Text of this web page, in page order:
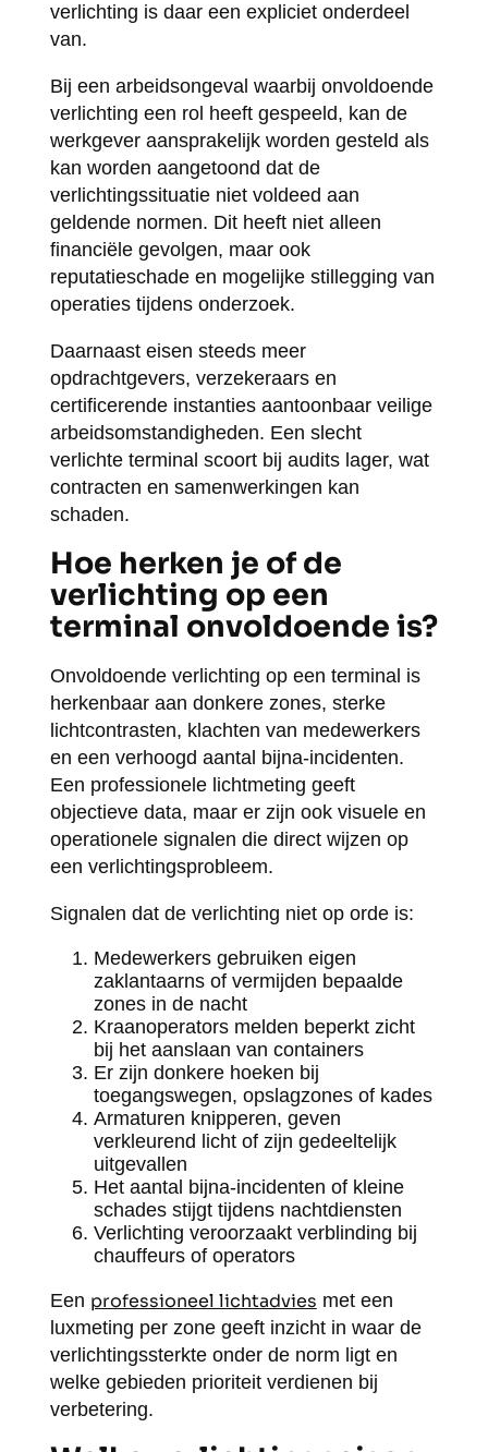
verlichting is daar een expliciet onderdeel
van.
Bij een arbeidsongeval waarbij onvoldoende
verlichting een rol heeft gespeeld, kan de
werkgever aansprakelijk worden gesteld als
kan worden aangetoond dat de
verlichtingssituatie niet voldeed aan
geldende normen. Dit heeft niet alleen
financiële gevolgen, maar ook
reputatieschade en mogelijke stillegging van
operaties tijdens onderzoek.
Daarnaast eisen steeds meer
opdrachtgevers, verzekeraars en
certificerende instanties aantoonbaar veilige
arbeidsomstandigheden. Een slecht
verlichte terminal scoort bij audits lager, wat
contracten en samenwerkingen kan
schaden.
Hoe herken je of de
verlichting op een
terminal onvoldoende is?
Onvoldoende verlichting op een terminal is
herkenbaar aan donkere zones, sterke
lichtcontrasten, klachten van medewerkers
en een verhoogd aantal bijna-incidenten.
Een professionele lichtmeting geeft
objectieve data, maar er zijn ook visuele en
operationele signalen die direct wijzen op
een verlichtingsprobleem.
Signalen dat de verlichting niet op orde is:
Medewerkers gebruiken eigen
zaklantaarns of vermijden bepaalde
zones in de nacht
Kraanoperators melden beperkt zicht
bij het aanslaan van containers
Er zijn donkere hoeken bij
toegangswegen, opslagzones of kades
Armaturen knipperen, geven
verkleurend licht of zijn gedeeltelijk
uitgevallen
Het aantal bijna-incidenten of kleine
schades stijgt tijdens nachtdiensten
Verlichting veroorzaakt verblinding bij
chauffeurs of operators
Een professioneel lichtadvies met een
luxmeting per zone geeft inzicht in waar de
verlichtingssterkte onder de norm ligt en
welke gebieden prioriteit verdienen bij
verbetering.